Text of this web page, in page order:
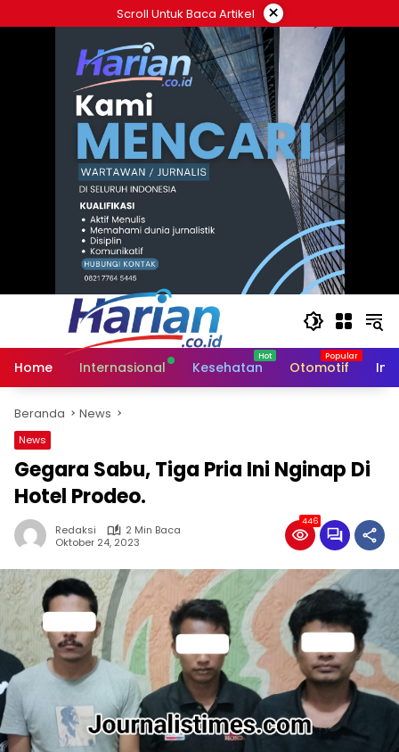
ke
Scroll Untuk Baca Artikel ×
Home Internasional Kesehatan Otomotif
Beranda News
News
Gegara Sabu, Tiga Pria Ini Nginap Di
Hotel Prodeo.
Redaksi
2 Min Baca
Oktober 24, 2023
446